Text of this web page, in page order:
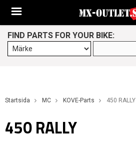
FIND PARTS FOR YOUR BIKE:
Startsida MC KOVE-Parts 450 RALLY
450 RALLY